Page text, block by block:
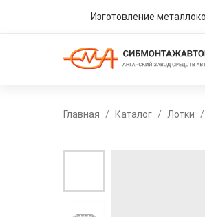
Изготовление
Главная Каталог Лотки